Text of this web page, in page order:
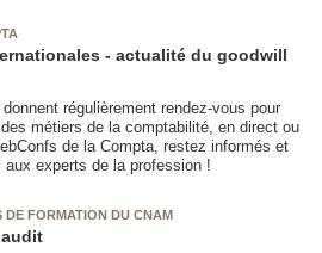
- actualité du goodwill
régulièrement rendez-vous pour
métiers de la comptabilité, en direct ou
de la Compta, restez informés et
experts de la profession !
FORMATION DU CNAM